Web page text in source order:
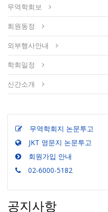
무역학회보
회원동정
외부행사안내
학회일정
신간소개
무역학회지 논문투고
JKT 영문지 논문투고
회원가입 안내
02-6000-5182
공지사항